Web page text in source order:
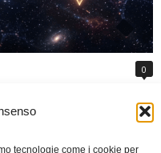
tecnologie come i cookie per
0
che sembrano ignorare
teoremi di Bell hanno escluso le
ciò, l'entanglement non